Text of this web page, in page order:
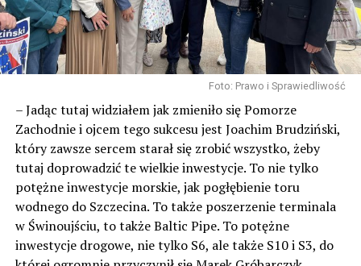
Foto: Prawo i Sprawiedliwość
– Jadąc tutaj widziałem jak zmieniło się Pomorze
Zachodnie i ojcem tego sukcesu jest Joachim Brudziński,
który zawsze sercem starał się zrobić wszystko, żeby
tutaj doprowadzić te wielkie inwestycje. To nie tylko
potężne inwestycje morskie, jak pogłębienie toru
wodnego do Szczecina. To także poszerzenie terminala
w Świnoujściu, to także Baltic Pipe. To potężne
inwestycje drogowe, nie tylko S6, ale także S10 i S3, do